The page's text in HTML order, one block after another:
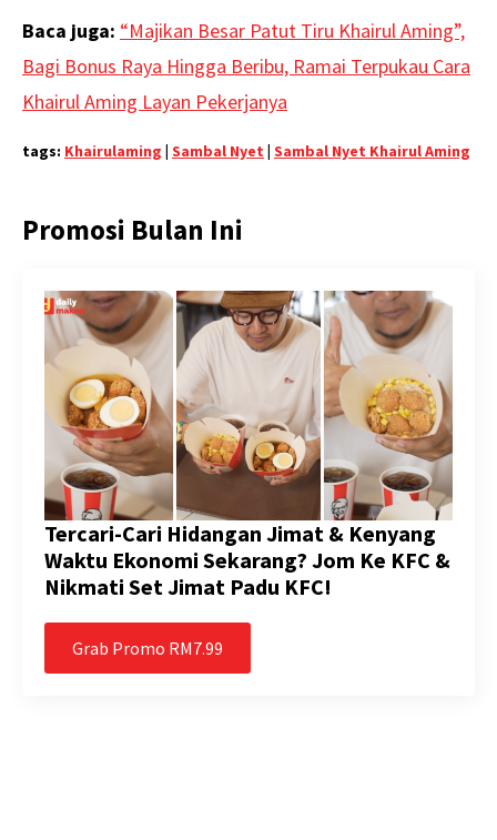
Baca juga: “Majikan Besar Patut Tiru Khairul Aming”,
Bagi Bonus Raya Hingga Beribu, Ramai Terpukau Cara
Khairul Aming Layan Pekerjanya
tags: Khairulaming | Sambal Nyet | Sambal Nyet Khairul Aming
Promosi Bulan Ini
Tercari-Cari Hidangan Jimat & Kenyang
Waktu Ekonomi Sekarang? Jom Ke KFC &
Nikmati Set Jimat Padu KFC!
Grab Promo RM7.99